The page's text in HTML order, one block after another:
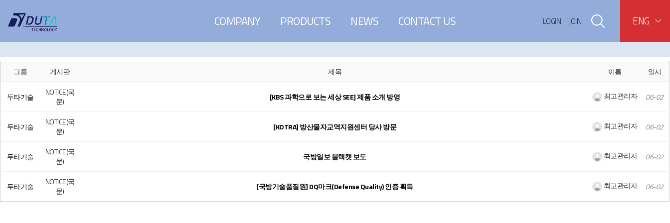
LOGIN JOIN
COMPANY PRODUCTS NEWS CONTACT US LOGIN JOIN ENG
그룹 게시판 제목 이름 일시
두타기술
NOTICE(국
문)
[KBS 과학으로 보는 세상 SEE] 제품 소개 방영 최고관리자 06-02
두타기술
NOTICE(국
문)
[KOTRA] 방산물자교역지원센터 당사 방문 최고관리자 06-02
두타기술
NOTICE(국
문)
국방일보 블랙캣 보도 최고관리자 06-02
두타기술
NOTICE(국
문)
[국방기술품질원] DQ마크(Defense Quality) 인증 획득 최고관리자 06-02